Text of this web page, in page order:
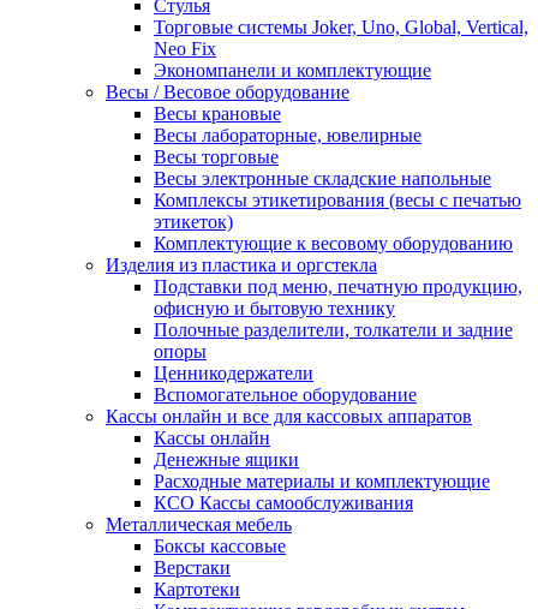
Стулья
Торговые системы Joker, Uno, Global, Vertical,
Neo Fix
Экономпанели и комплектующие
Весы / Весовое оборудование
Весы крановые
Весы лабораторные, ювелирные
Весы торговые
Весы электронные складские напольные
Комплексы этикетирования (весы с печатью
этикеток)
Комплектующие к весовому оборудованию
Изделия из пластика и оргстекла
Подставки под меню, печатную продукцию,
офисную и бытовую технику
Полочные разделители, толкатели и задние
опоры
Ценникодержатели
Вспомогательное оборудование
Кассы онлайн и все для кассовых аппаратов
Кассы онлайн
Денежные ящики
Расходные материалы и комплектующие
КСО Кассы самообслуживания
Металлическая мебель
Боксы кассовые
Верстаки
Картотеки